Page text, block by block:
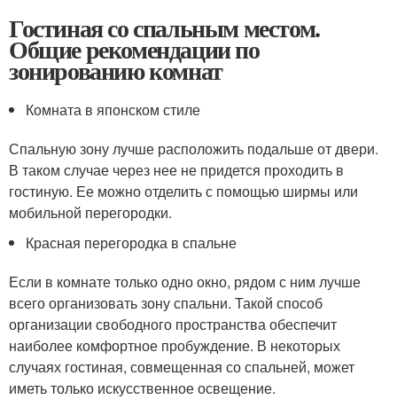
Гостиная со спальным местом.
Общие рекомендации по
зонированию комнат
Комната в японском стиле
Спальную зону лучше расположить подальше от двери.
В таком случае через нее не придется проходить в
гостиную. Ее можно отделить с помощью ширмы или
мобильной перегородки.
Красная перегородка в спальне
Если в комнате только одно окно, рядом с ним лучше
всего организовать зону спальни. Такой способ
организации свободного пространства обеспечит
наиболее комфортное пробуждение. В некоторых
случаях гостиная, совмещенная со спальней, может
иметь только искусственное освещение.